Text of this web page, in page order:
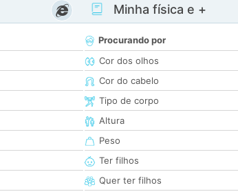
Minha física e +
Procurando por
Cor dos olhos
Cor do cabelo
Tipo de corpo
Altura
Peso
Ter filhos
Quer ter filhos